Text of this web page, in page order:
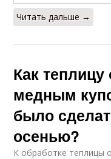
Читать дальше →
Как теплицу
медным
было
осенью?
К обработке теплицы